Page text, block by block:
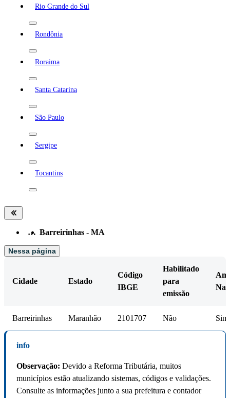
Rio Grande do Sul
Rondônia
Roraima
Santa Catarina
São Paulo
Sergipe
Tocantins
… Barreirinhas - MA
Nessa página
Cidade Estado
Código
IBGE
Habilitado
para
emissão
Barreirinhas Maranhão 2101707 Não Sim
info
Observação: Devido a Reforma Tributária, muitos
municípios estão atualizando sistemas, códigos e validações.
Consulte as informações junto a sua prefeitura e contador